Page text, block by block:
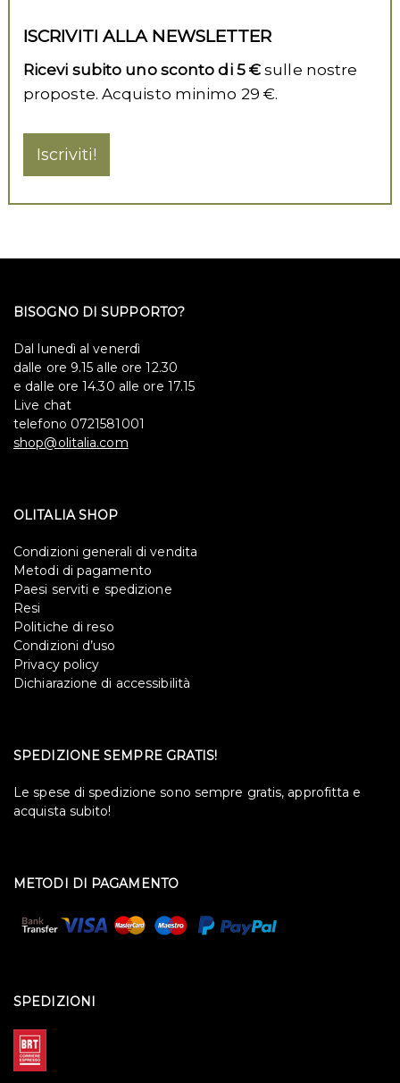
ISCRIVITI ALLA NEWSLETTER
Ricevi subito uno sconto di 5 € sulle nostre
proposte. Acquisto minimo 29 €.
Iscriviti!
BISOGNO DI SUPPORTO?
Dal lunedì al venerdì
dalle ore 9.15 alle ore 12.30
e dalle ore 14.30 alle ore 17.15
Live chat
telefono 0721581001
shop@olitalia.com
OLITALIA SHOP
Condizioni generali di vendita
Metodi di pagamento
Paesi serviti e spedizione
Resi
Politiche di reso
Condizioni d’uso
Privacy policy
Dichiarazione di accessibilità
SPEDIZIONE SEMPRE GRATIS!
Le spese di spedizione sono sempre gratis, approfitta e
acquista subito!
METODI DI PAGAMENTO
SPEDIZIONI